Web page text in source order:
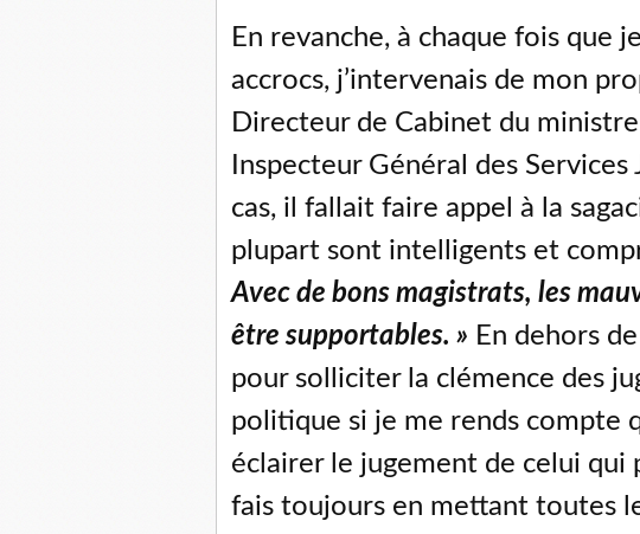
En revanche, à chaque fois que
accrocs, j’intervenais de mon
Directeur de Cabinet du
Inspecteur Général des
cas, il fallait faire appel à la
plupart sont intelligents et
Avec de bons magistrats, les
être supportables. » En dehors
pour solliciter la clémence des
politique si je me rends compte
éclairer le jugement de celui qui
fais toujours en mettant toutes